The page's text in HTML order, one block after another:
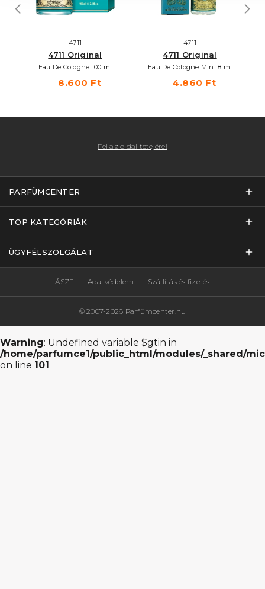
4711
4711 Original
Eau De Cologne 100 ml
8.600 Ft
4711
4711 Original
Eau De Cologne Mini 8 ml
4.860 Ft
Fel az oldal tetejére!
PARFÜMCENTER
TOP KATEGÓRIÁK
ÜGYFÉLSZOLGÁLAT
© 2007-2026 Parfümcenter.hu
ÁSZF Adatvédelem Szállítás és fizetés
Warning: Undefined variable $gtin in
/home/parfumce1/public_html/modules/_shared/
on line 101